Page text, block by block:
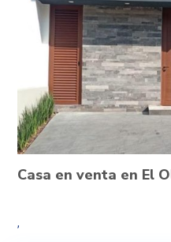
Casa en venta en El
,